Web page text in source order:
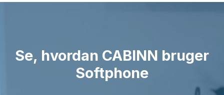
Se, hvordan CABINN bruger
Softphone